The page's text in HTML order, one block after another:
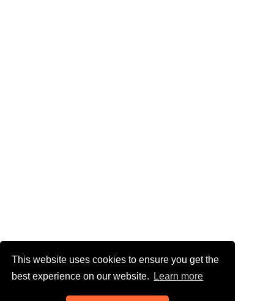
This website uses cookies to ensure you get the
best experience on our website.
Learn more